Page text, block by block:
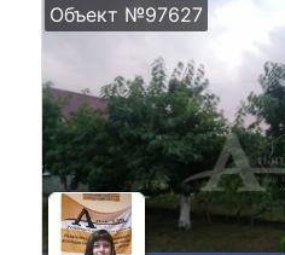
Объект №97627